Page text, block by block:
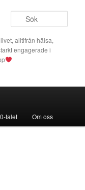
alltifrån hälsa,
engagerade i
talet Om oss